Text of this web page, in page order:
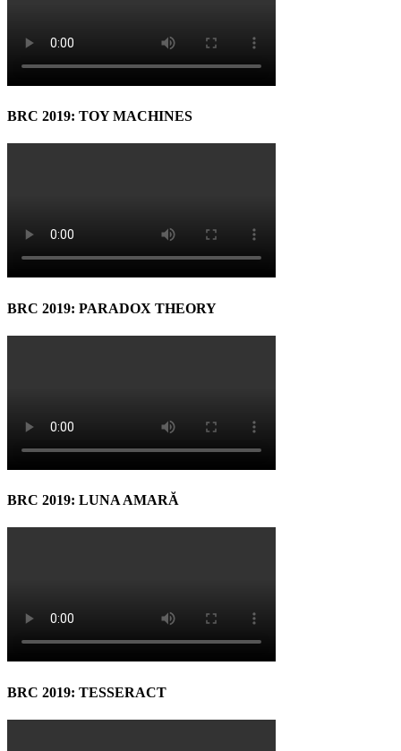
BRC 2019: TOY MACHINES
BRC 2019: PARADOX THEORY
BRC 2019: LUNA AMARĂ
BRC 2019: TESSERACT